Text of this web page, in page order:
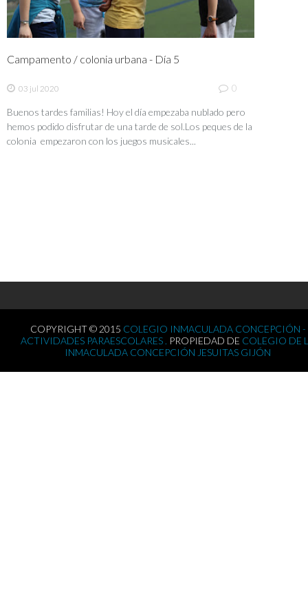
Campamento / colonia urbana - Día 5
03 jul 2020 0
Buenos tardes familias! Hoy el día empezaba nublado pero
hemos podido disfrutar de una tarde de sol.Los peques de la
colonia empezaron con los juegos musicales...
COPYRIGHT © 2015 COLEGIO INMACULADA CONCEPCIÓN -
ACTIVIDADES PARAESCOLARES . PROPIEDAD DE COLEGIO DE
INMACULADA CONCEPCIÓN JESUITAS GIJÓN